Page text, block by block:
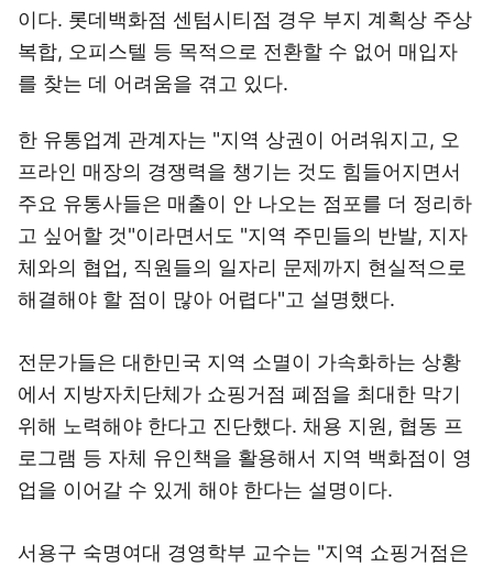
이다. 롯데백화점 센텀시티점 경우 부지 계획상 주상
복합, 오피스텔 등 목적으로 전환할 수 없어 매입자
를 찾는 데 어려움을 겪고 있다.
한 유통업계 관계자는 "지역 상권이 어려워지고, 오
프라인 매장의 경쟁력을 챙기는 것도 힘들어지면서
주요 유통사들은 매출이 안 나오는 점포를 더 정리하
고 싶어할 것"이라면서도 "지역 주민들의 반발, 지자
체와의 협업, 직원들의 일자리 문제까지 현실적으로
해결해야 할 점이 많아 어렵다"고 설명했다.
전문가들은 대한민국 지역 소멸이 가속화하는 상황
에서 지방자치단체가 쇼핑거점 폐점을 최대한 막기
위해 노력해야 한다고 진단했다. 채용 지원, 협동 프
로그램 등 자체 유인책을 활용해서 지역 백화점이 영
업을 이어갈 수 있게 해야 한다는 설명이다.
서용구 숙명여대 경영학부 교수는 "지역 쇼핑거점은